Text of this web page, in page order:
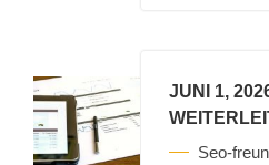
JUNI 1,
Seo-